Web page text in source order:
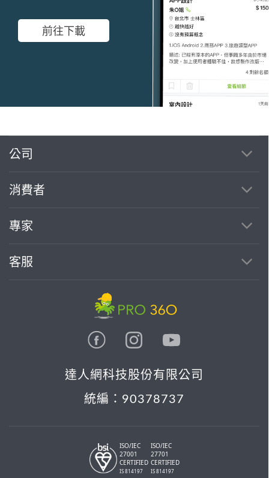
前往下載
公司
消費者
專家
客服
達人網科技股份有限公司
統編：90378737
ISO/IEC
27001
CERTIFIED
IS 814197
ISO/IEC
27701
CERTIFIED
IS 814197
繼續完成